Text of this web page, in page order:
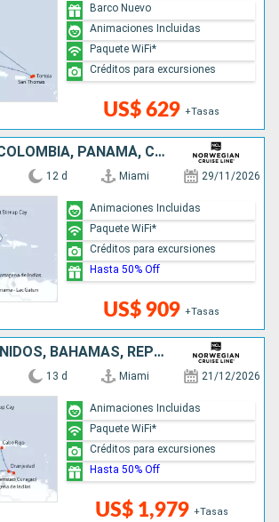
US$ 629 +Tasas
Barco Nuevo
Animaciones Incluidas
Paquete WiFi*
Créditos para excursiones
BAHAMAS, COLOMBIA, PANAMÁ, COSTA RICA, JAMAICA, ISLAS CAIMÁN, ESTADOS UNIDOS
12 d Miami 29/11/2026
US$ 909 +Tasas
Animaciones Incluidas
Paquete WiFi*
Créditos para excursiones
Hasta 50% Off
ESTADOS UNIDOS, BAHAMAS, REPÚBLICA DOMINICANA, ARUBA, COLOMBIA, PANAMÁ, COSTA RICA
13 d Miami 21/12/2026
US$ 1,979 +Tasas
Animaciones Incluidas
Paquete WiFi*
Créditos para excursiones
Hasta 50% Off